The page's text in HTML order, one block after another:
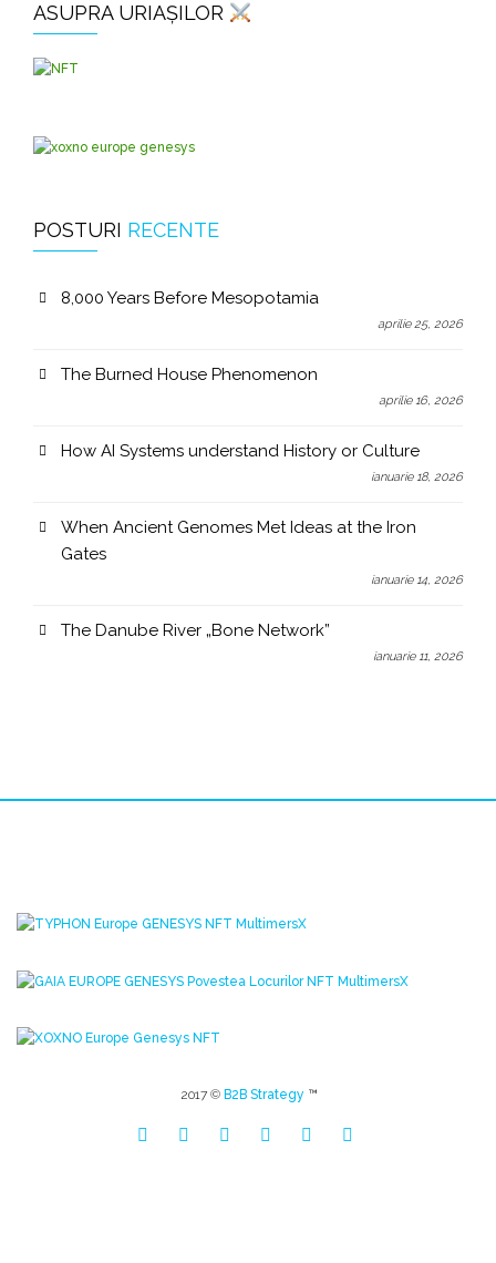
ASUPRA URIAȘILOR
POSTURI RECENTE
8,000 Years Before Mesopotamia
aprilie 25, 2026
The Burned House Phenomenon
aprilie 16, 2026
How AI Systems understand History or Culture
ianuarie 18, 2026
When Ancient Genomes Met Ideas at the Iron
Gates
ianuarie 14, 2026
The Danube River „Bone Network”
ianuarie 11, 2026
2017 © B2B Strategy ™